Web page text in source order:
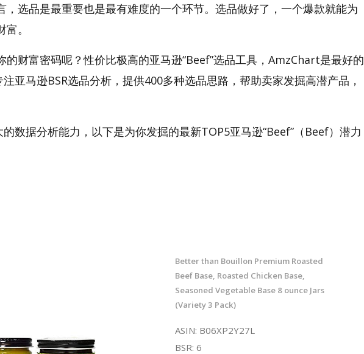
，选品是最重要也是最有难度的一个环节。选品做好了，一个爆款就能为
。
的财富密码呢？性价比极高的亚马逊“Beef”选品工具，AmzChart是最好的
注亚马逊BSR选品分析，提供400多种选品思路，帮助卖家发掘高潜产品，
数据分析能力，以下是为你发掘的最新TOP5亚马逊“Beef”（Beef）潜力
Better than Bouillon Premium Roasted
Beef Base, Roasted Chicken Base,
Seasoned Vegetable Base 8 ounce Jars
(Variety 3 Pack)
ASIN: B06XP2Y27L
BSR: 6